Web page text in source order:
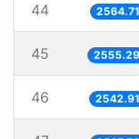
44 2564.71
45 2555.29
46 2542.91